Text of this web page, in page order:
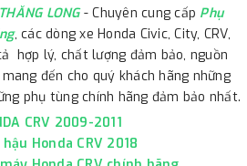
LONG- Chuyên cung cấp Phụ
, các dòng xe Honda Civic, City, CRV,
hợp lý, chất lượng đảm bảo, nguồn
đến cho quý khách hãng những
phụ tùng chính hãng đảm bảo nhất.
CRV 2009-2011
Honda CRV 2018